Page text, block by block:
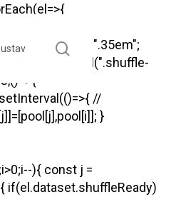
const
//
}
){ const j =
if(el.dataset.shuffleReady)
search